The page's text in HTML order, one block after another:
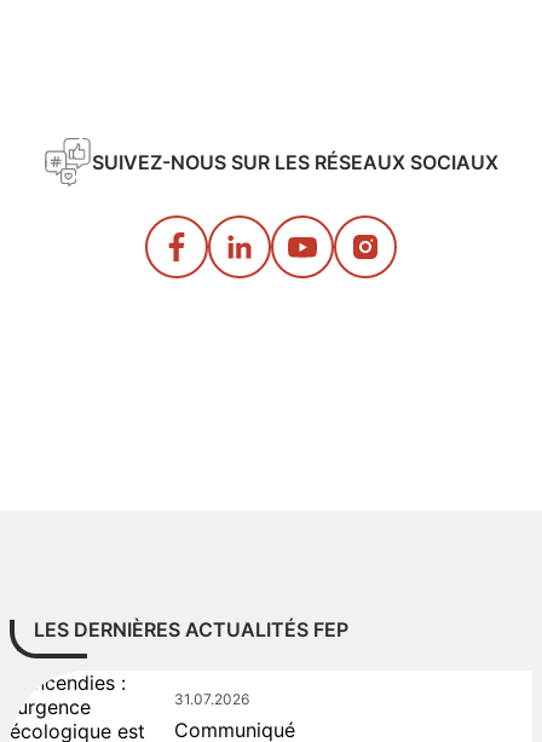
SUIVEZ-NOUS SUR LES RÉSEAUX SOCIAUX
LES DERNIÈRES ACTUALITÉS FEP
31.07.2026
Communiqué